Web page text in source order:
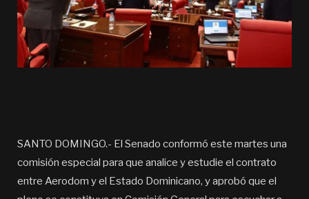
SANTO DOMINGO.- El Senado conformó este martes una
comisión especial para que analice y estudie el contrato
entre Aerodom y el Estado Dominicano, y aprobó que el